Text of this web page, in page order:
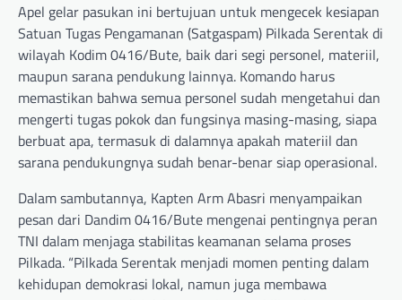
Apel gelar pasukan ini bertujuan untuk mengecek kesiapan
Satuan Tugas Pengamanan (Satgaspam) Pilkada Serentak di
wilayah Kodim 0416/Bute, baik dari segi personel, materiil,
maupun sarana pendukung lainnya. Komando harus
memastikan bahwa semua personel sudah mengetahui dan
mengerti tugas pokok dan fungsinya masing-masing, siapa
berbuat apa, termasuk di dalamnya apakah materiil dan
sarana pendukungnya sudah benar-benar siap operasional.
Dalam sambutannya, Kapten Arm Abasri menyampaikan
pesan dari Dandim 0416/Bute mengenai pentingnya peran
TNI dalam menjaga stabilitas keamanan selama proses
Pilkada. “Pilkada Serentak menjadi momen penting dalam
kehidupan demokrasi lokal, namun juga membawa